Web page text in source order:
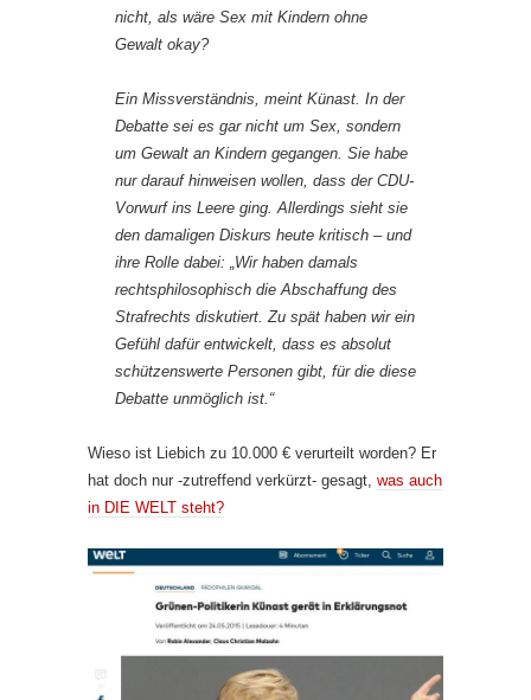
nicht, als wäre Sex mit Kindern ohne
Gewalt okay?
Ein Missverständnis, meint Künast. In der
Debatte sei es gar nicht um Sex, sondern
um Gewalt an Kindern gegangen. Sie habe
nur darauf hinweisen wollen, dass der CDU-
Vorwurf ins Leere ging. Allerdings sieht sie
den damaligen Diskurs heute kritisch – und
ihre Rolle dabei: „Wir haben damals
rechtsphilosophisch die Abschaffung des
Strafrechts diskutiert. Zu spät haben wir ein
Gefühl dafür entwickelt, dass es absolut
schützenswerte Personen gibt, für die diese
Debatte unmöglich ist.“
Wieso ist Liebich zu 10.000 € verurteilt worden? Er
hat doch nur -zutreffend verkürzt- gesagt, was auch
in DIE WELT steht?